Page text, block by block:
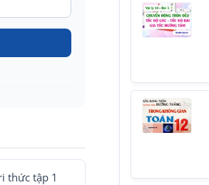
thức tập 1